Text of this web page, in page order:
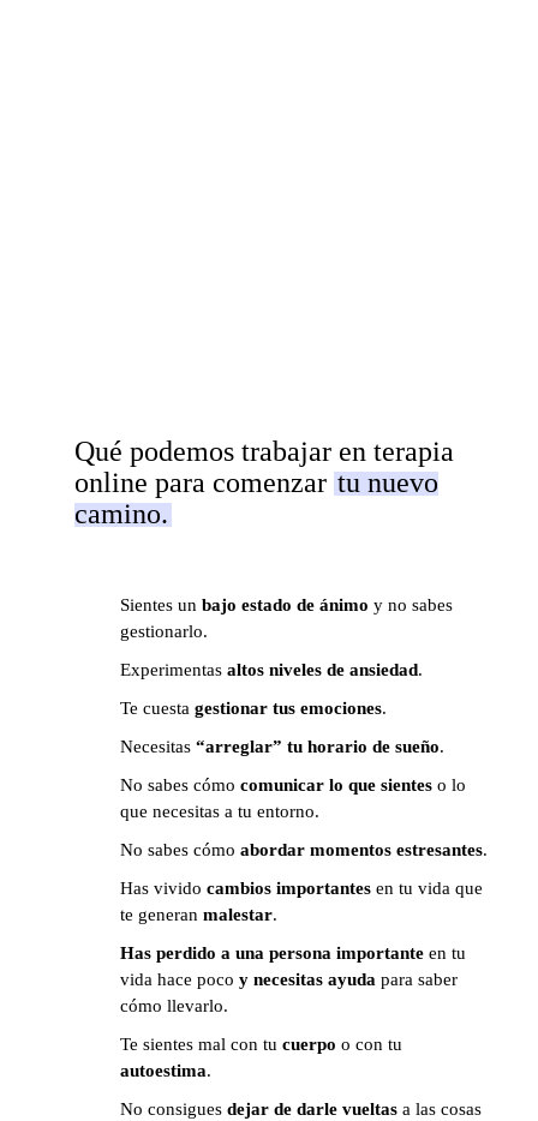
Qué podemos trabajar en terapia
online para comenzar tu nuevo
camino.
Sientes un bajo estado de ánimo y no sabes
gestionarlo.
Experimentas altos niveles de ansiedad.
Te cuesta gestionar tus emociones.
Necesitas “arreglar” tu horario de sueño.
No sabes cómo comunicar lo que sienteso lo
que necesitas a tu entorno.
No sabes cómo abordar momentos estresantes.
Has vivido cambios importantesen tu vida que
te generan malestar.
Has perdido a una persona importanteen tu
vida hace poco y necesitas ayudapara saber
cómo llevarlo.
Te sientes mal con tu cuerpo o con tu
autoestima.
No consigues dejar de darle vueltasa las cosas
formulario de contacto, siempre
Te enviaré el cupón de descuento